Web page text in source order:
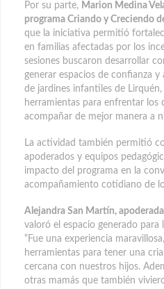
Por su parte, Marion Medina
programa Criando y Creciendo
que la iniciativa permitió
en familias afectadas por los
sesiones buscaron desarrollar
generar espacios de confianza y
de jardines infantiles de
herramientas para enfrentar los
acompañar de mejor manera a
La actividad también permitió
apoderados y equipos
impacto del programa en la
acompañamiento cotidiano de
Alejandra San Martín,
valoró el espacio generado para
“Fue una experiencia
herramientas para tener una
cercana con nuestros hijos.
otras mamás que también